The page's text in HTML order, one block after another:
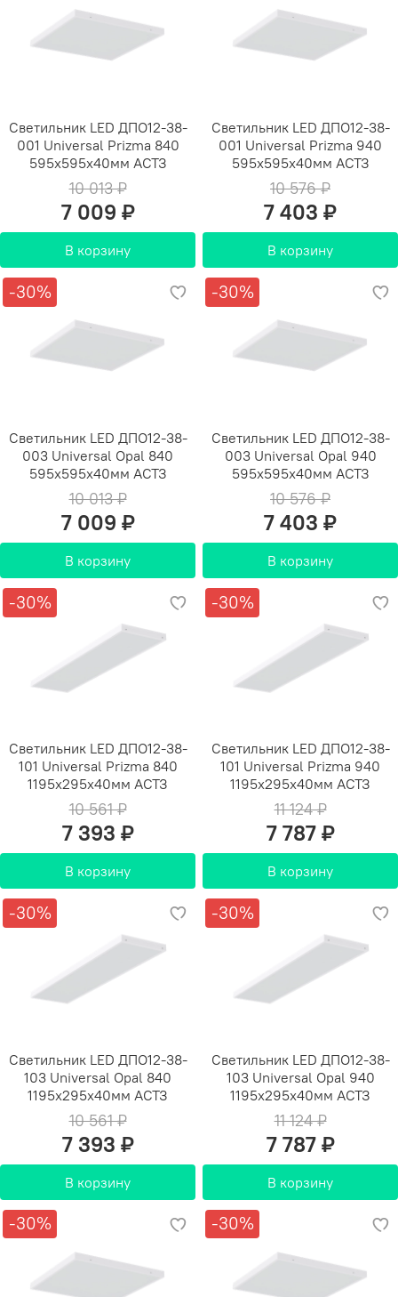
Светильник LED ДПО12-38-
001 Universal Prizma 840
595х595х40мм АСТЗ
10 013 ₽
7 009 ₽
В корзину
Светильник LED ДПО12-38-
001 Universal Prizma 940
595х595х40мм АСТЗ
10 576 ₽
7 403 ₽
В корзину
-30%
Светильник LED ДПО12-38-
003 Universal Opal 840
595х595х40мм АСТЗ
10 013 ₽
7 009 ₽
В корзину
-30%
Светильник LED ДПО12-38-
003 Universal Opal 940
595х595х40мм АСТЗ
10 576 ₽
7 403 ₽
В корзину
-30%
Светильник LED ДПО12-38-
101 Universal Prizma 840
1195х295х40мм АСТЗ
10 561 ₽
7 393 ₽
В корзину
-30%
Светильник LED ДПО12-38-
101 Universal Prizma 940
1195х295х40мм АСТЗ
11 124 ₽
7 787 ₽
В корзину
-30%
Светильник LED ДПО12-38-
103 Universal Opal 840
1195х295х40мм АСТЗ
10 561 ₽
7 393 ₽
В корзину
-30%
Светильник LED ДПО12-38-
103 Universal Opal 940
1195х295х40мм АСТЗ
11 124 ₽
7 787 ₽
В корзину
-30% -30%